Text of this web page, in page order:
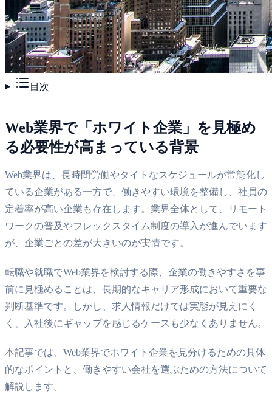
目次
Web業界で「ホワイト企業」を見極め
る必要性が高まっている背景
Web業界は、長時間労働やタイトなスケジュールが常態化し
ている企業がある一方で、働きやすい環境を整備し、社員の
定着率が高い企業も存在します。業界全体として、リモート
ワークの普及やフレックスタイム制度の導入が進んでいます
が、企業ごとの差が大きいのが実情です。
転職や就職でWeb業界を検討する際、企業の働きやすさを事
前に見極めることは、長期的なキャリア形成において重要な
判断基準です。しかし、求人情報だけでは実態が見えにく
く、入社後にギャップを感じるケースも少なくありません。
本記事では、Web業界でホワイト企業を見分けるための具体
的なポイントと、働きやすい会社を選ぶための方法について
解説します。